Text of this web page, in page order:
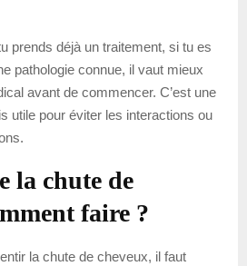
prends déjà un traitement, si tu es
pathologie connue, il vaut mieux
avant de commencer. C’est une
utile pour éviter les interactions ou
la chute de
faire ?
la chute de cheveux, il faut